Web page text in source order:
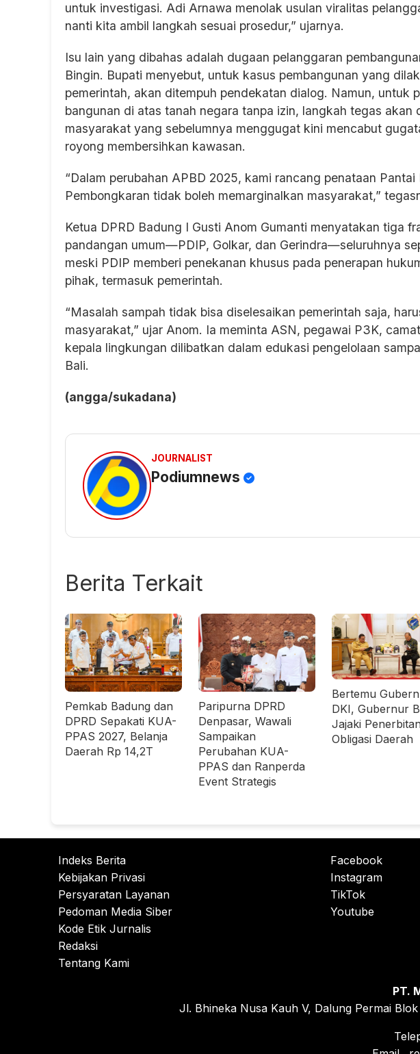
untuk investigasi. Adi Arnawa menolak usulan viralitas
nanti kita ambil langkah sesuai prosedur,” ujarnya.
Isu lain yang dibahas adalah dugaan pelanggaran
Bingin. Bupati menyebut, untuk kasus pembangunan yang
pemerintah, akan ditempuh pendekatan dialog. Namun, untuk
bangunan di atas tanah negara tanpa izin, langkah tegas akan
masyarakat yang sebelumnya menggugat kini mencabut
royong membersihkan kawasan.
“Dalam perubahan APBD 2025, kami rancang penataan Pantai
Pembongkaran tidak boleh memarginalkan masyarakat,”
Ketua DPRD Badung I Gusti Anom Gumanti menyatakan tiga
pandangan umum—PDIP, Golkar, dan Gerindra—seluruhnya
meski PDIP memberi penekanan khusus pada penerapan
pihak, termasuk pemerintah.
“Masalah sampah tidak bisa diselesaikan pemerintah saja,
masyarakat,” ujar Anom. Ia meminta ASN, pegawai P3K,
kepala lingkungan dilibatkan dalam edukasi pengelolaan
Bali.
(angga/sukadana)
JOURNALIST
Podiumnews
Berita Terkait
Pemkab Badung dan
DPRD Sepakati KUA-
PPAS 2027, Belanja
Daerah Rp 14,2T
Paripurna DPRD
Denpasar, Wawali
Sampaikan
Perubahan KUA-
PPAS dan Ranperda
Event Strategis
Bertemu
DKI, Gubernur
Jajaki Penerbitan
Obligasi Daerah
Indeks Berita
Kebijakan Privasi
Persyaratan Layanan
Pedoman Media Siber
Kode Etik Jurnalis
Redaksi
Tentang Kami
Facebook
Instagram
TikTok
Youtube
PT.
Jl. Bhineka Nusa Kauh V, Dalung Permai